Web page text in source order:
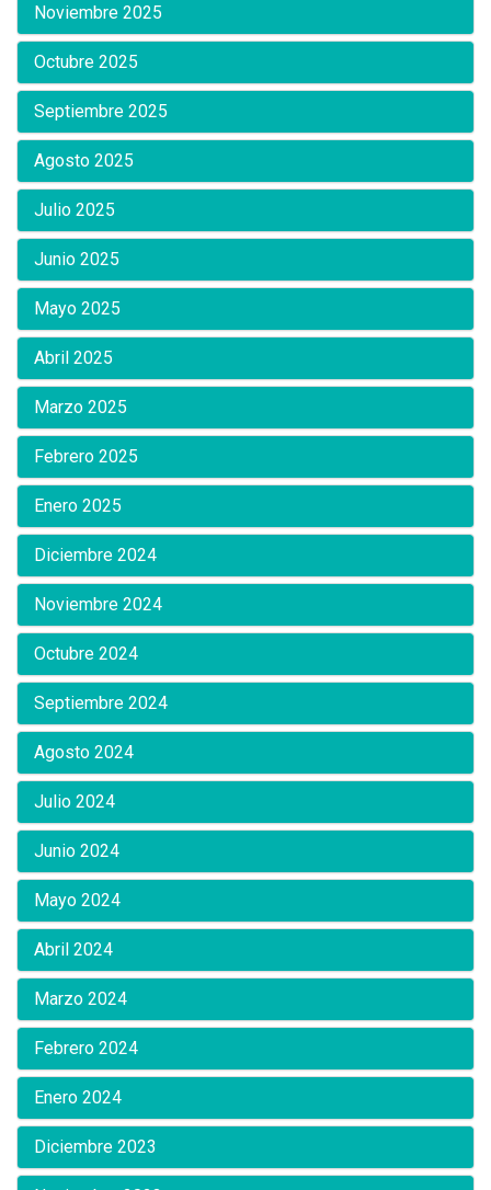
Noviembre 2025
Octubre 2025
Septiembre 2025
Agosto 2025
Julio 2025
Junio 2025
Mayo 2025
Abril 2025
Marzo 2025
Febrero 2025
Enero 2025
Diciembre 2024
Noviembre 2024
Octubre 2024
Septiembre 2024
Agosto 2024
Julio 2024
Junio 2024
Mayo 2024
Abril 2024
Marzo 2024
Febrero 2024
Enero 2024
Diciembre 2023